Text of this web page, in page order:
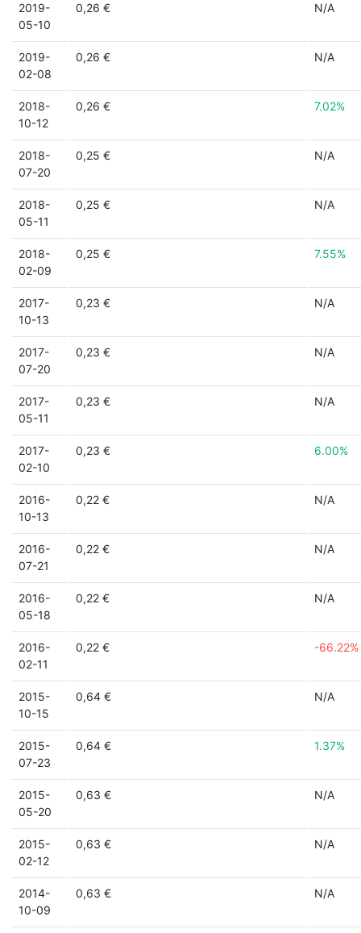
2019-
05-10
0,26 € N/A
2019-
02-08
0,26 € N/A
2018-
10-12
0,26 € 7.02%
2018-
07-20
0,25 € N/A
2018-
05-11
0,25 € N/A
2018-
02-09
0,25 € 7.55%
2017-
10-13
0,23 € N/A
2017-
07-20
0,23 € N/A
2017-
05-11
0,23 € N/A
2017-
02-10
0,23 € 6.00%
2016-
10-13
0,22 € N/A
2016-
07-21
0,22 € N/A
2016-
05-18
0,22 € N/A
2016-
02-11
0,22 € -66.22%
2015-
10-15
0,64 € N/A
2015-
07-23
0,64 € 1.37%
2015-
05-20
0,63 € N/A
2015-
02-12
0,63 € N/A
2014-
10-09
0,63 € N/A